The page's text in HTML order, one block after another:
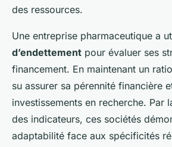
des ressources.
Une entreprise pharmaceutique a
d’endettement pour évaluer ses
financement. En maintenant un
su assurer sa pérennité financière
investissements en recherche. Par
des indicateurs, ces sociétés
adaptabilité face aux spécificités